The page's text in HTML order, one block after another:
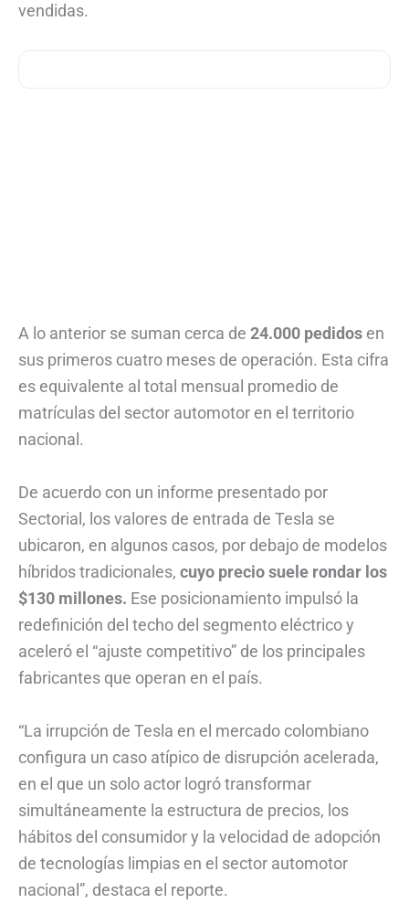
vendidas.
A lo anterior se suman cerca de 24.000 pedidos en
sus primeros cuatro meses de operación. Esta cifra
es equivalente al total mensual promedio de
matrículas del sector automotor en el territorio
nacional.
De acuerdo con un informe presentado por
Sectorial, los valores de entrada de Tesla se
ubicaron, en algunos casos, por debajo de modelos
híbridos tradicionales, cuyo precio suele rondar los
$130 millones. Ese posicionamiento impulsó la
redefinición del techo del segmento eléctrico y
aceleró el “ajuste competitivo” de los principales
fabricantes que operan en el país.
“La irrupción de Tesla en el mercado colombiano
configura un caso atípico de disrupción acelerada,
en el que un solo actor logró transformar
simultáneamente la estructura de precios, los
hábitos del consumidor y la velocidad de adopción
de tecnologías limpias en el sector automotor
nacional”, destaca el reporte.